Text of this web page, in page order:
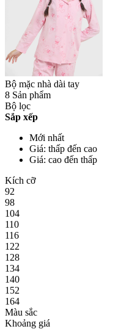
Bộ mặc nhà dài tay
8 Sản phẩm
Bộ lọc
Sắp xếp
Mới nhất
Giá: thấp đến cao
Giá: cao đến thấp
Kích cỡ
92
98
104
110
116
122
128
134
140
152
164
Màu sắc
Khoảng giá